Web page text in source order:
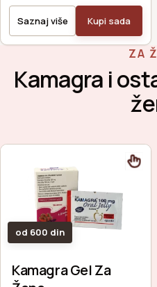
Saznaj više Kupi sada
ZA
Kamagra i
od 600 din
Kamagra Gel Za